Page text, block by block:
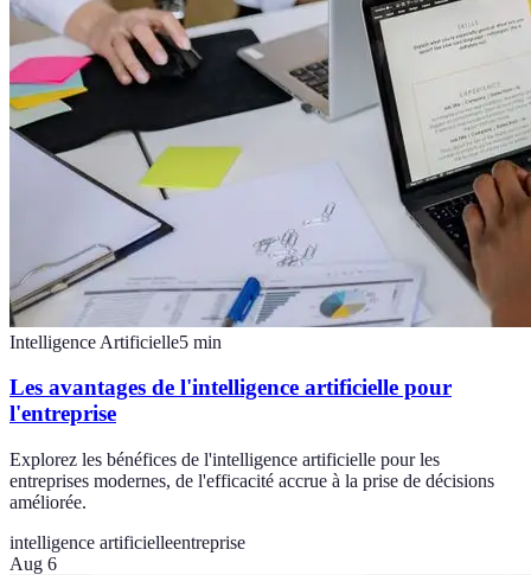
Intelligence Artificielle5 min
Les avantages de l'intelligence artificielle pour
l'entreprise
Explorez les bénéfices de l'intelligence artificielle pour les
entreprises modernes, de l'efficacité accrue à la prise de décisions
améliorée.
intelligence artificielleentreprise
Aug 6